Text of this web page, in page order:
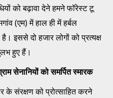
को बढ़ावा देने हमने फॉरेस्ट टू
(एम) में हाल ही में हर्बल
इससे दो हजार लोगों को प्रत्यक्ष
हुए हैं।
सेनानियों को समर्पित स्मारक
के संरक्षण को प्रोत्साहित करने